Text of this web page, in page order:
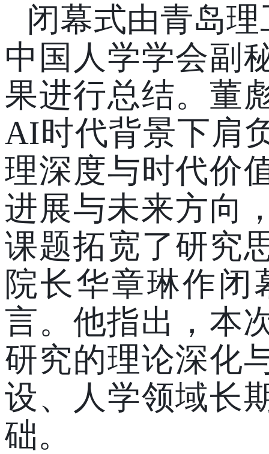
闭幕式由青岛
中国人学学会副
果进行总结。董
AI时代背景下肩
理深度与时代价
进展与未来方向
课题拓宽了研究
院长华章琳作闭
言。他指出，本
研究的理论深化
设、人学领域长
础。